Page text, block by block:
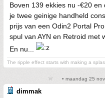
Boven 139 ekkies nu -€20
je twee geinige handheld
prijs van een Odin2 Portal
spul van AYN en Retroid met
En nu...
The ripple effect starts with making a
• maandag 25
dimmak